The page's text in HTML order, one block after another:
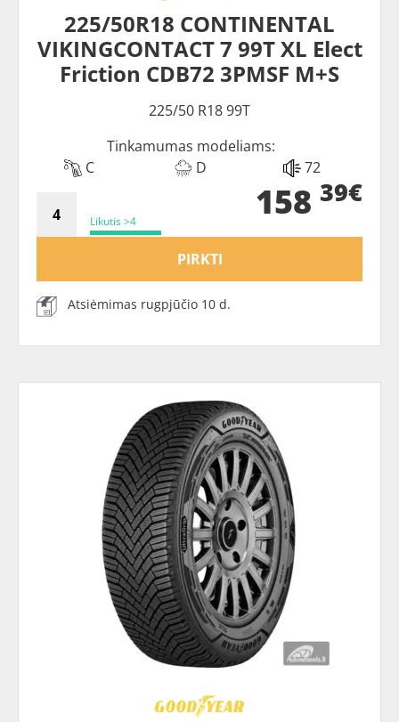
225/50R18 CONTINENTAL
VIKINGCONTACT 7 99T XL Elect
Friction CDB72 3PMSF M+S
225/50 R18 99T
Tinkamumas modeliams:
C
D 72
Likutis >4 158 39€
PIRKTI
Atsiėmimas rugpjūčio 10 d.